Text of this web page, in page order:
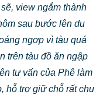
view ngắm thành
sau bước lên du
ngợp vì tàu quá
trên tàu đồ ăn ngập
tư vấn của Phê làm
hỗ trợ giữ chỗ rất chu